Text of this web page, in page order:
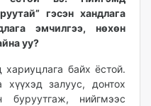
гэсэн хандлага
эмчилгээ, нөхөн
уу?
байх ёстой.
хүүхэд залуус, донтох
буруутгаж, нийгмээс